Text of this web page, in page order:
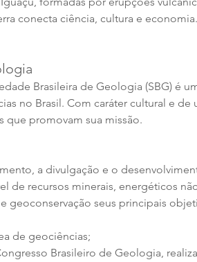
conecta ciência, cultura e economia.
Brasileira de Geologia (SBG) é
no Brasil. Com caráter cultural e
que promovam sua missão.
a divulgação e o
de recursos minerais, energéticos
geoconservação seus principais
de geociências;
Brasileiro de Geologia,